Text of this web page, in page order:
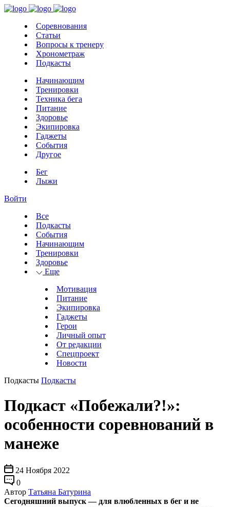
Соревнования
Статьи
Вопросы к тренеру
Хронометраж
Подкасты
Начинающим
Тренировки
Техника бега
Питание
Здоровье
Экипировка
Гаджеты
События
Другое
Бег
Лыжи
Войти
Все
Подкасты
События
Начинающим
Тренировки
Здоровье
Еще
Мотивация
Питание
Экипировка
Гаджеты
Герои
Личный опыт
От редакции
Спецпроект
Новости
Подкасты Подкасты
Подкаст «Побежали?!»:
особенности соревнований в
манеже
24 Ноября 2022
0
Автор Татьяна Батурина
Сегодняшний выпуск — для влюбленных в бег и не